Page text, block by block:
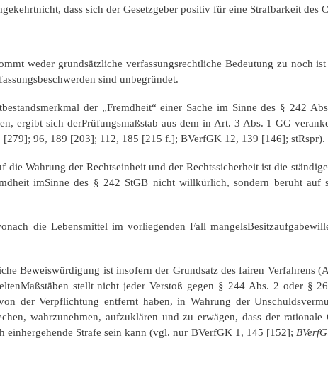
dass sich der Gesetzgeber positiv für eine Strafbarkeit des
weder grundsätzliche verfassungsrechtliche Bedeutung zu noch
sind unbegründet.
der „Fremdheit“ einer Sache im Sinne des § 242
ergibt sich derPrüfungsmaßstab aus dem in Art. 3 Abs. 1 GG
96, 189 [203]; 112, 185 [215 f.]; BVerfGK 12, 139 [146]; stRspr).
Wahrung der Rechtseinheit und der Rechtssicherheit ist die
imSinne des § 242 StGB nicht willkürlich, sondern beruht auf
die Lebensmittel im vorliegenden Fall
Beweiswürdigung ist insofern der Grundsatz des fairen Verfahrens
stellt nicht jeder Verstoß gegen § 244 Abs. 2 oder §
der Verpflichtung entfernt haben, in Wahrung der
wahrzunehmen, aufzuklären und zu erwägen, dass der rationale
einhergehende Strafe sein kann (vgl. nur BVerfGK 1, 145 [152]; BVerfG